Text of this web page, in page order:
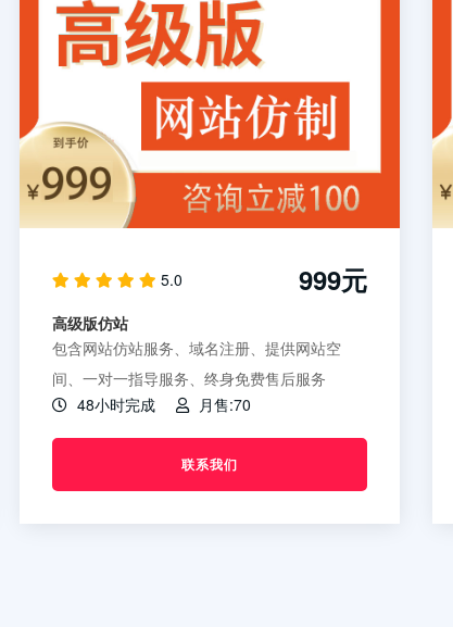
5.0 999元
高级版仿站
包含网站仿站服务、域名注册、提供网站空
间、一对一指导服务、终身免费售后服务
48小时完成
月售:70
联系我们